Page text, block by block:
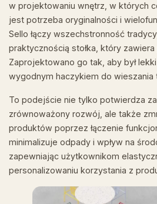
w projektowaniu wnętrz, w których
jest potrzeba oryginalności i
Sello łączy wszechstronność
praktycznością stołka, który
Zaprojektowano go tak, aby był
wygodnym haczykiem do wieszania
To podejście nie tylko potwierdza
zrównoważony rozwój, ale także
produktów poprzez łączenie
minimalizuje odpady i wpływ na
zapewniając użytkownikom
personalizowaniu korzystania z